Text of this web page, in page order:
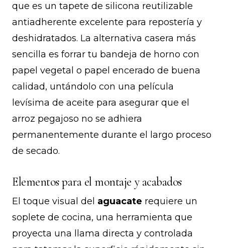
que es un tapete de silicona reutilizable
antiadherente excelente para repostería y
deshidratados. La alternativa casera más
sencilla es forrar tu bandeja de horno con
papel vegetal o papel encerado de buena
calidad, untándolo con una película
levísima de aceite para asegurar que el
arroz pegajoso no se adhiera
permanentemente durante el largo proceso
de secado.
Elementos para el montaje y acabados
El toque visual del aguacate requiere un
soplete de cocina, una herramienta que
proyecta una llama directa y controlada